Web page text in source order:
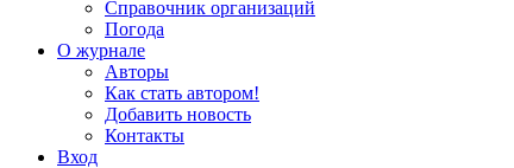
Справочник организаций
Погода
О журнале
Авторы
Как стать автором!
Добавить новость
Контакты
Вход